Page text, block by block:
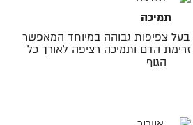
תמיכה
בעל צפיפות גבוהה במיוחד המאפשר
הדם ותמיכה רציפה לאורך כל
הגוף